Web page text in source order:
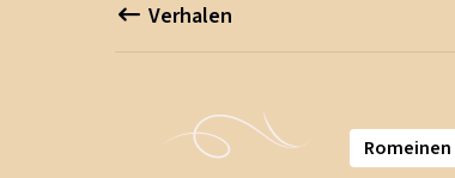
Verhalen